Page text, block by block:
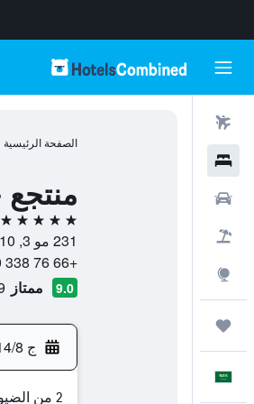
الصفحة الرئيسية
5 نجوم
231 مو 3, 83110, ماي خاو, مقاطعة بوكيت, تايلاند
+66 76 338 000
9.0 ممتاز
ج 14/8
2 من الضيوف، غرفة واحدة